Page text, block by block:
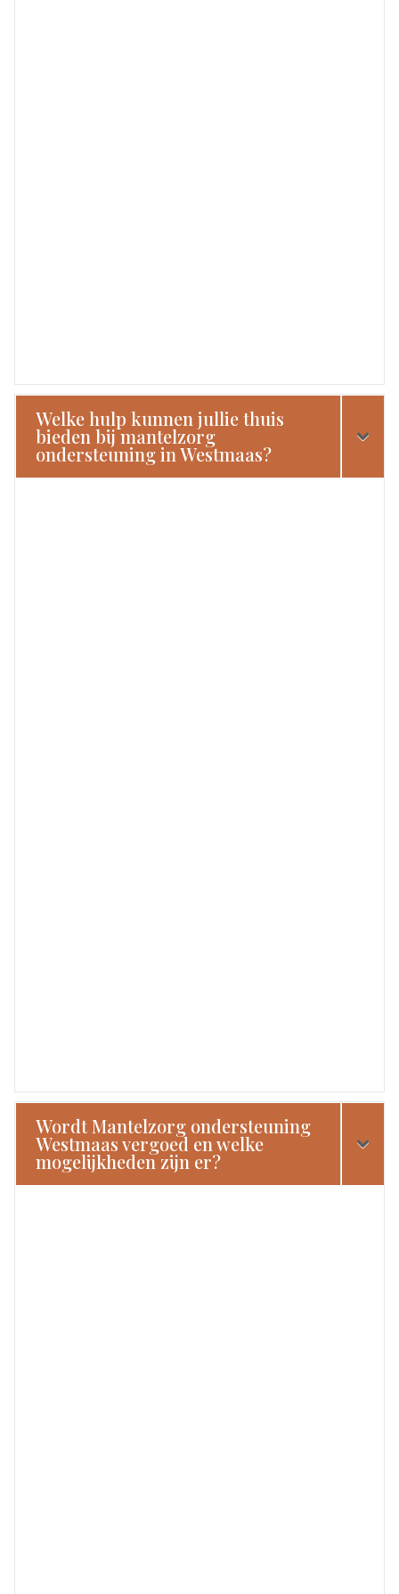
Welke hulp kunnen jullie thuis
bieden bij mantelzorg
ondersteuning in Westmaas?
Wordt Mantelzorg ondersteuning
Westmaas vergoed en welke
mogelijkheden zijn er?